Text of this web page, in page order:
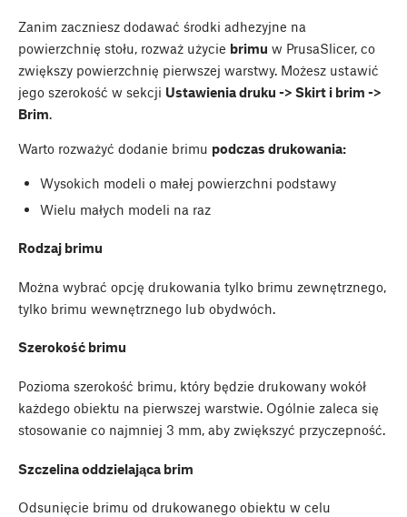
Zanim zaczniesz dodawać środki adhezyjne na
powierzchnię stołu, rozważ użycie brimu w PrusaSlicer, co
zwiększy powierzchnię pierwszej warstwy. Możesz ustawić
jego szerokość w sekcji Ustawienia druku -> Skirt i brim ->
Brim.
Warto rozważyć dodanie brimu podczas drukowania:
Wysokich modeli o małej powierzchni podstawy
Wielu małych modeli na raz
Rodzaj brimu
Można wybrać opcję drukowania tylko brimu zewnętrznego,
tylko brimu wewnętrznego lub obydwóch.
Szerokość brimu
Pozioma szerokość brimu, który będzie drukowany wokół
każdego obiektu na pierwszej warstwie. Ogólnie zaleca się
stosowanie co najmniej 3 mm, aby zwiększyć przyczepność.
Szczelina oddzielająca brim
Odsunięcie brimu od drukowanego obiektu w celu